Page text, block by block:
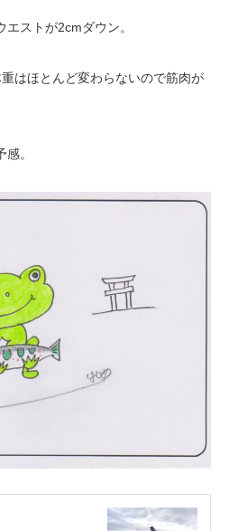
ストが2cmダウン。
はほとんど変わらないので筋肉が
。